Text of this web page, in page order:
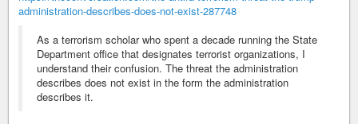
administration-describes-does-not-exist-287748
As a terrorism scholar who spent a decade running the State
Department office that designates terrorist organizations, I
understand their confusion. The threat the administration
describes does not exist in the form the administration
describes it.